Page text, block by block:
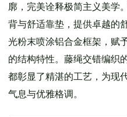
廓，完美诠释极简主义美学
背与舒适靠垫，提供卓越的
光粉末喷涂铝合金框架，赋
的结构特性。藤绳交错编织
都彰显了精湛的工艺，为现
气息与优雅格调。